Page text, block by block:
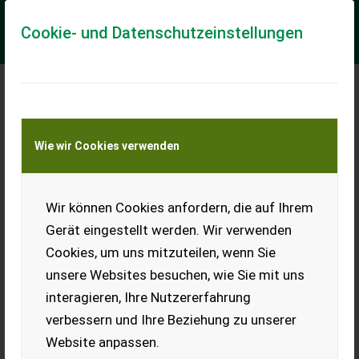
Cookie- und Datenschutzeinstellungen
Wie wir Cookies verwenden
Wir können Cookies anfordern, die auf Ihrem
Gerät eingestellt werden. Wir verwenden
Cookies, um uns mitzuteilen, wenn Sie
unsere Websites besuchen, wie Sie mit uns
interagieren, Ihre Nutzererfahrung
verbessern und Ihre Beziehung zu unserer
Website anpassen.
Meine Transportkostenanfrage
Transport von Land- und Baumaschinen –
KEINE Tiertransporte
Deutz Fahr 6135 C TTV
AKTIONSMODELL - AUSTRIA Edition in Java Grün
der mit seiner hochentwickelten Ausstattung und
beeindruckenden Leistungsmerkmalen best...
EUR 124.900 inkl. 20 % MwSt.